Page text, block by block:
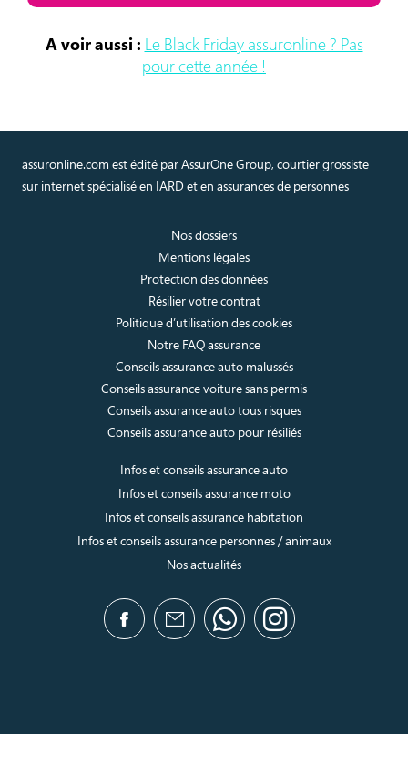
A voir aussi : Le Black Friday assuronline ? Pas
pour cette année !
assuronline.com est édité par AssurOne Group, courtier grossiste
sur internet spécialisé en IARD et en assurances de personnes
Nos dossiers
Mentions légales
Protection des données
Résilier votre contrat
Politique d’utilisation des cookies
Notre FAQ assurance
Conseils assurance auto malussés
Conseils assurance voiture sans permis
Conseils assurance auto tous risques
Conseils assurance auto pour résiliés
Infos et conseils assurance auto
Infos et conseils assurance moto
Infos et conseils assurance habitation
Infos et conseils assurance personnes / animaux
Nos actualités